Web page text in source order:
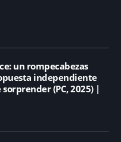
un rompecabezas
independiente
(PC, 2025) |